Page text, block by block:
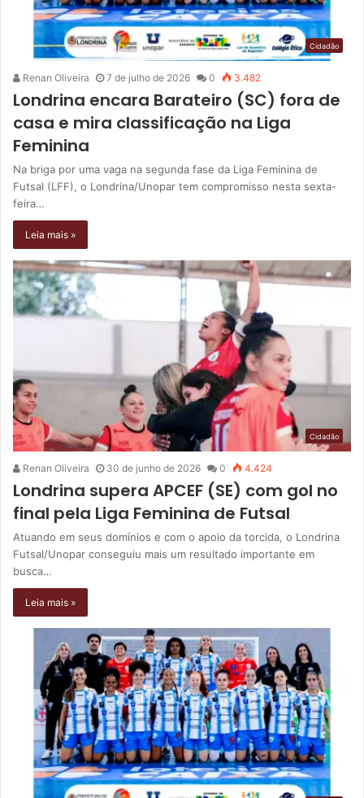
Cidadão
Renan Oliveira 7 de julho de 2026 0 3.482
Londrina encara Barateiro (SC) fora de
casa e mira classificação na Liga
Feminina
Na briga por uma vaga na segunda fase da Liga Feminina de
Futsal (LFF), o Londrina/Unopar tem compromisso nesta sexta-
feira…
Leia mais »
Cidadão
Renan Oliveira 30 de junho de 2026 0 4.424
Londrina supera APCEF (SE) com gol no
final pela Liga Feminina de Futsal
Atuando em seus domínios e com o apoio da torcida, o Londrina
Futsal/Unopar conseguiu mais um resultado importante em
busca…
Leia mais »